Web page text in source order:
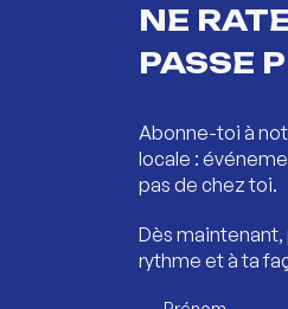
NE
PASSE
Abonne-toi à
locale :
pas de chez toi.
Dès
rythme et à ta